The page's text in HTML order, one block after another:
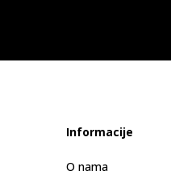
Informacije
O nama